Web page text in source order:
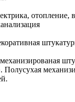
отопление,